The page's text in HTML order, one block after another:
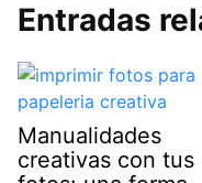
Entradas
Manualidades
creativas con tus